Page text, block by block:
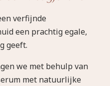
verfijnde
een prachtig egale,
geeft.
we met behulp van
met natuurlijke